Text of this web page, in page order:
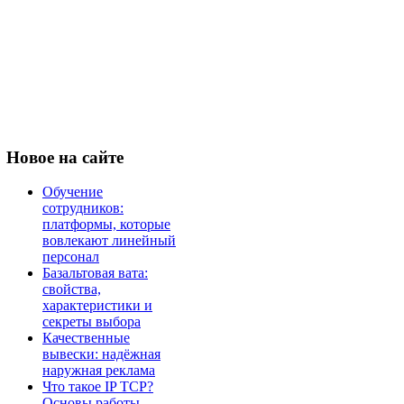
Новое на сайте
Обучение
сотрудников:
платформы, которые
вовлекают линейный
персонал
Базальтовая вата:
свойства,
характеристики и
секреты выбора
Качественные
вывески: надёжная
наружная реклама
Что такое IP TCP?